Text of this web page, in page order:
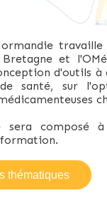
et
d'outils à
de santé, sur
sera composé
thématiques